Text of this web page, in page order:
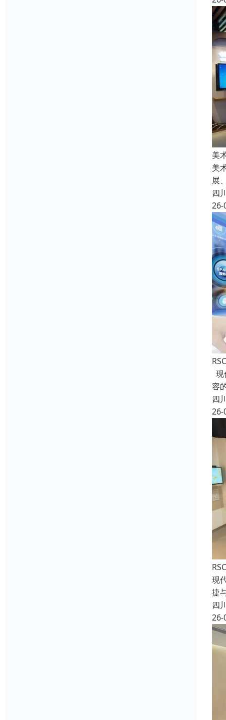
美
美
展
四
26-
现
容
四
26-
现
捷
四
26-